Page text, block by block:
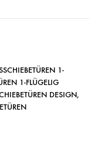
1-
1-FLÜGELIG
DESIGN,